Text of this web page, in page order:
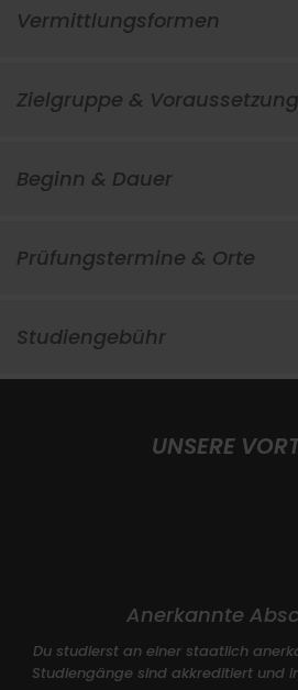
Vermittlungsformen
Zielgruppe &
Beginn & Dauer
Prüfungstermine & Orte
Studiengebühr
UNSERE
Anerkannte
Du studierst an einer staatlich
Studiengänge sind akkreditiert und